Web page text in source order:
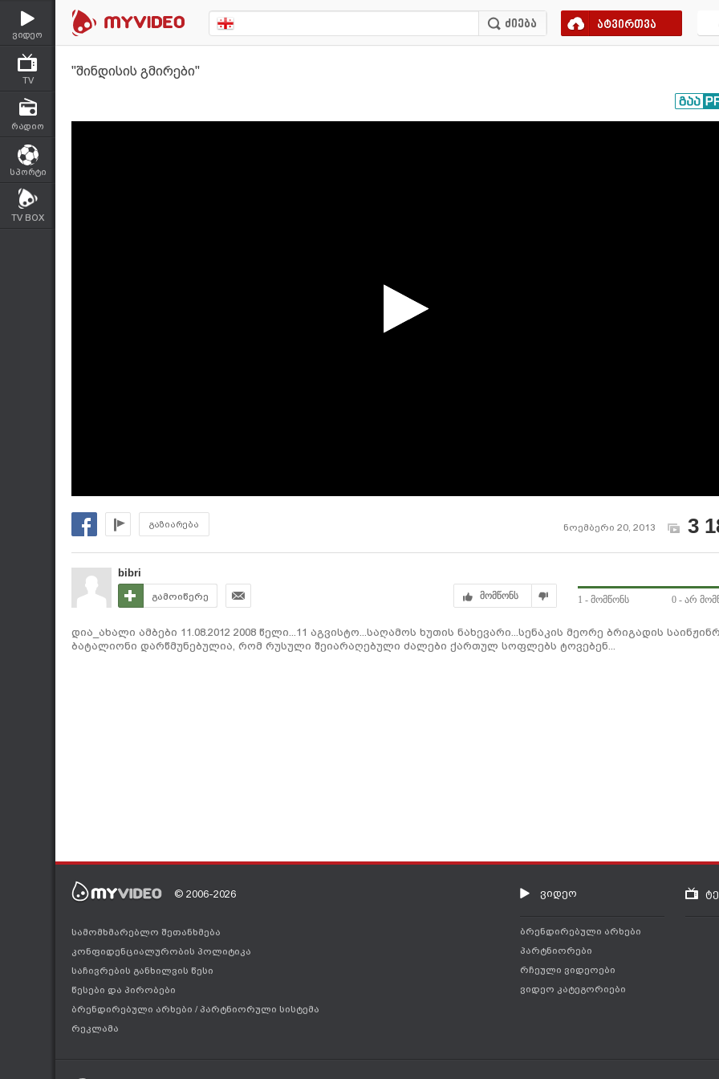
ვიდეო
TV
რადიო
სპორტი
TV BOX
ატვირთვა
"შინდისის გმირები"
გაზიარება ნოემბერი 20, 2013 3
bibri
გამოიწერე მომწონს 1 - მომწონს 0 - არ
დია_ახალი ამბები 11.08.2012 2008 წელი...11 აგვისტო...საღამოს ხუთის ნახევარი...სენაკის მეორე ბრიგადის
ბატალიონი დარწმუნებულია, რომ რუსული შეიარაღებული ძალები ქართულ სოფლებს ტოვებენ...
© 2006-2026
სამომხმარებლო შეთანხმება
კონფიდენციალურობის პოლიტიკა
საჩივრების განხილვის წესი
წესები და პირობები
ბრენდირებული არხები / პარტნიორული სისტემა
რეკლამა
ვიდეო
ბრენდირებული არხები
პარტნიორები
რჩეული ვიდეოები
ვიდეო კატეგორიები